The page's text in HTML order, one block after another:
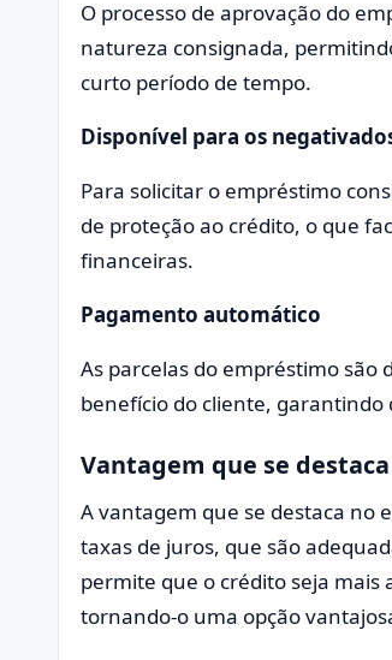
O processo de aprovação do
natureza consignada,
curto período de tempo.
Disponível para os
Para solicitar o empréstimo
de proteção ao crédito, o que
financeiras.
Pagamento automático
As parcelas do empréstimo
benefício do cliente, garantindo
Vantagem que se destaca
A vantagem que se destaca no
taxas de juros, que são
permite que o crédito seja mais
tornando-o uma opção